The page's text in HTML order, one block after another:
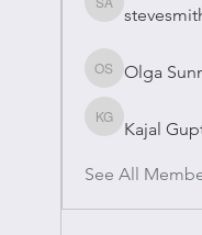
Olga Sunnas
Olga
Kajal Gupta
Kajal
See All